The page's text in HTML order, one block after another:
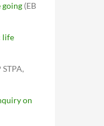
going (EB
life
STPA,
on